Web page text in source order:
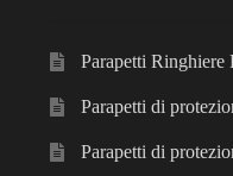
Parapetti Ringhiere
Parapetti di
Parapetti di